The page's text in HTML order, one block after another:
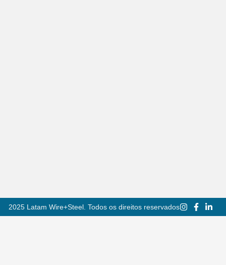
2025 Latam Wire+Steel. Todos os direitos reservados